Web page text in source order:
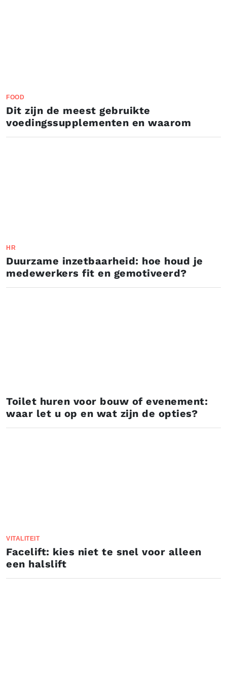
FOOD
Dit zijn de meest gebruikte
voedingssupplementen en waarom
HR
Duurzame inzetbaarheid: hoe houd je
medewerkers fit en gemotiveerd?
Toilet huren voor bouw of evenement:
waar let u op en wat zijn de opties?
VITALITEIT
Facelift: kies niet te snel voor alleen
een halslift